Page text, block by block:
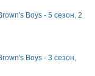
Boys - 5 сезон, 2
Boys - 3 сезон,